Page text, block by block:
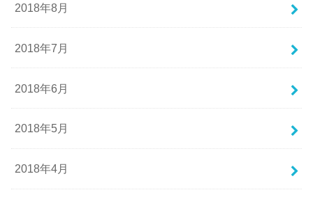
2018年8月
2018年7月
2018年6月
2018年5月
2018年4月